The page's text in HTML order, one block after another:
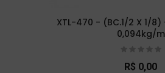
XTL-470 - (BC.1/2 X 1/8) -
0,094kg/m
R$ 0,00